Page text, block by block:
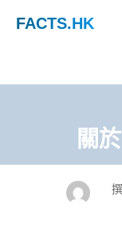
FACTS.HK
關